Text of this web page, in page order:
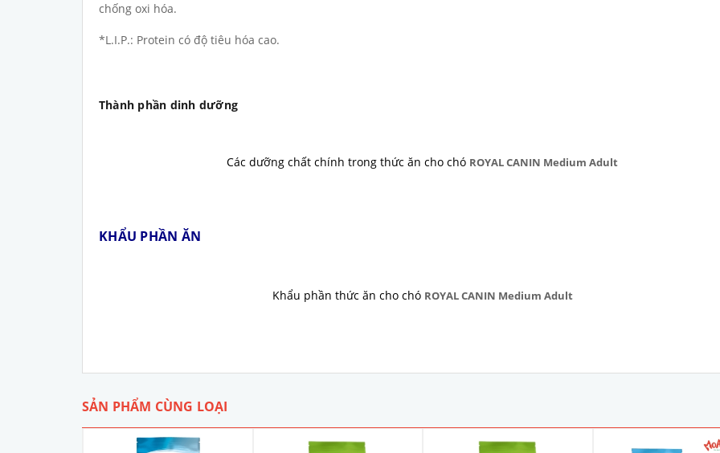
chống oxi hóa.
*L.I.P.: Protein có độ tiêu hóa cao.
Thành phần dinh dưỡng
Các dưỡng chất chính trong thức ăn cho chó ROYAL CANIN Medium Adult
KHẨU PHẦN ĂN
Khẩu phần thức ăn cho chó ROYAL CANIN Medium Adult
SẢN PHẨM CÙNG LOẠI